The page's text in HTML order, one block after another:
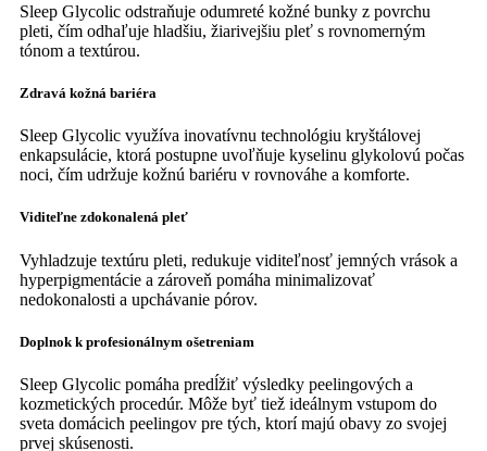
Sleep Glycolic odstraňuje odumreté kožné bunky z povrchu
pleti, čím odhaľuje hladšiu, žiarivejšiu pleť s rovnomerným
tónom a textúrou.
Zdravá kožná bariéra
Sleep Glycolic využíva inovatívnu technológiu kryštálovej
enkapsulácie, ktorá postupne uvoľňuje kyselinu glykolovú počas
noci, čím udržuje kožnú bariéru v rovnováhe a komforte.
Viditeľne zdokonalená pleť
Vyhladzuje textúru pleti, redukuje viditeľnosť jemných vrások a
hyperpigmentácie a zároveň pomáha minimalizovať
nedokonalosti a upchávanie pórov.
Doplnok k profesionálnym ošetreniam
Sleep Glycolic pomáha predĺžiť výsledky peelingových a
kozmetických procedúr. Môže byť tiež ideálnym vstupom do
sveta domácich peelingov pre tých, ktorí majú obavy zo svojej
prvej skúsenosti.